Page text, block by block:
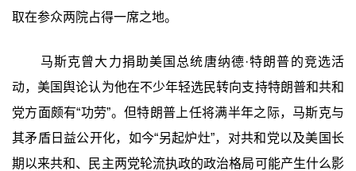
取在参众两院占得一席之地。
马斯克曾大力捐助美国总统唐纳德·特朗普的竞选活
动，美国舆论认为他在不少年轻选民转向支持特朗普和共和
党方面颇有“功劳”。但特朗普上任将满半年之际，马斯克与
其矛盾日益公开化，如今“另起炉灶”，对共和党以及美国长
期以来共和、民主两党轮流执政的政治格局可能产生什么影